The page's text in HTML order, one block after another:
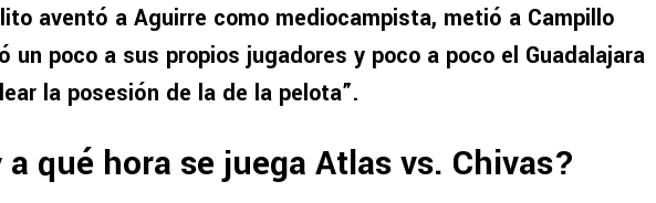
aventó a Aguirre como mediocampista, metió a Campillo
un poco a sus propios jugadores y poco a poco el Guadalajara
la posesión de la de la pelota”.
a qué hora se juega Atlas vs. Chivas?